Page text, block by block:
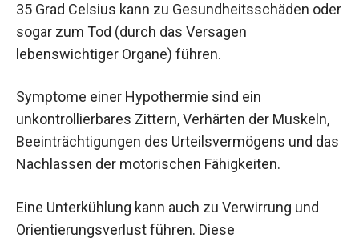
35 Grad Celsius kann zu Gesundheitsschäden oder
sogar zum Tod (durch das Versagen
lebenswichtiger Organe) führen.
Symptome einer Hypothermie sind ein
unkontrollierbares Zittern, Verhärten der Muskeln,
Beeinträchtigungen des Urteilsvermögens und das
Nachlassen der motorischen Fähigkeiten.
Eine Unterkühlung kann auch zu Verwirrung und
Orientierungsverlust führen. Diese